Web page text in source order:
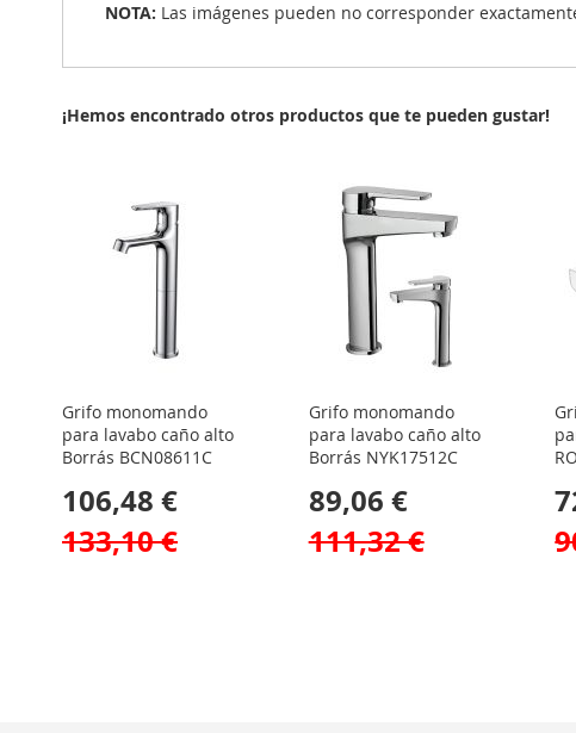
NOTA: Las imágenes pueden no corresponder
¡Hemos encontrado otros productos que te pueden gustar!
Grifo monomando
para lavabo caño alto
Borrás BCN08611C
106,48 €
133,10 €
Grifo monomando
para lavabo caño alto
Borrás NYK17512C
89,06 €
111,32 €